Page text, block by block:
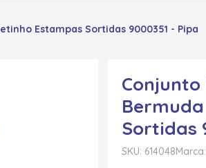
Estampas Sortidas 9000351 - Pipa
Conjunto
Sortidas
SKU: 614048